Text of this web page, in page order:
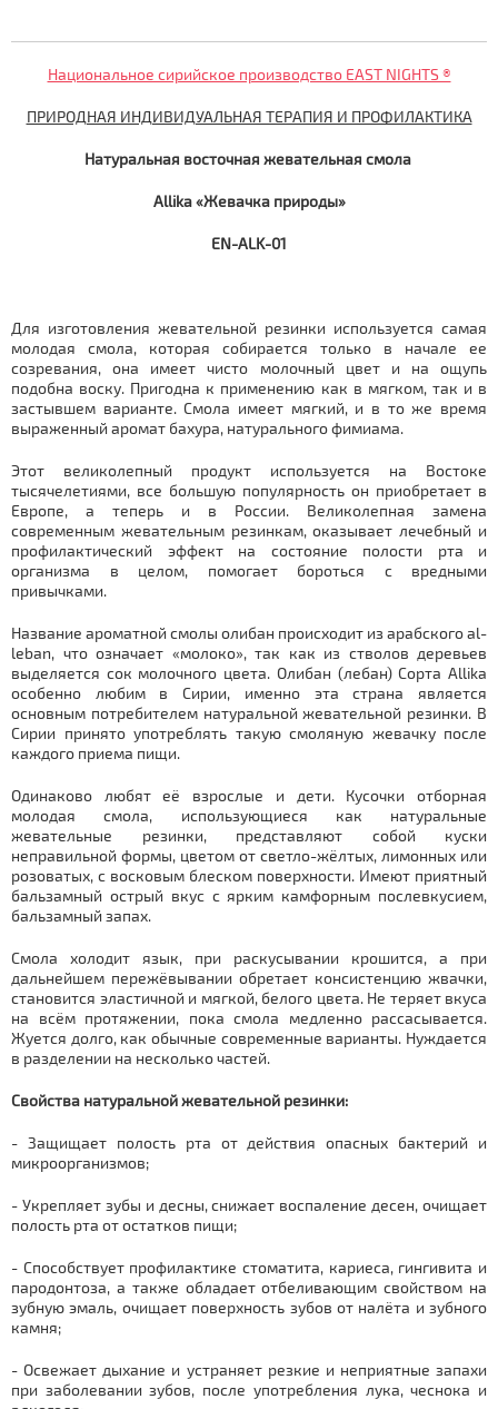
Национальное сирийское производство EAST NIGHTS ®
ПРИРОДНАЯ ИНДИВИДУАЛЬНАЯ ТЕРАПИЯ И ПРОФИЛАКТИКА
Натуральная восточная жевательная смола
Allika «Жевачка природы»
EN-ALK-01
Для изготовления жевательной резинки используется самая
молодая смола, которая собирается только в начале ее
созревания, она имеет чисто молочный цвет и на ощупь
подобна воску. Пригодна к применению как в мягком, так и в
застывшем варианте. Смола имеет мягкий, и в то же время
выраженный аромат бахура, натурального фимиама.
Этот великолепный продукт используется на Востоке
тысячелетиями, все большую популярность он приобретает в
Европе, а теперь и в России. Великолепная замена
современным жевательным резинкам, оказывает лечебный и
профилактический эффект на состояние полости рта и
организма в целом, помогает бороться с вредными
привычками.
Название ароматной смолы олибан происходит из арабского al-
lеbаn, что означает «молоко», так как из стволов деревьев
выделяется сок молочного цвета. Олибан (лебан) Сорта Allika
особенно любим в Сирии, именно эта страна является
основным потребителем натуральной жевательной резинки. В
Сирии принято употреблять такую смоляную жевачку после
каждого приема пищи.
Одинаково любят её взрослые и дети. Кусочки отборная
молодая смола, использующиеся как натуральные
жевательные резинки, представляют собой куски
неправильной формы, цветом от светло-жёлтых, лимонных или
розоватых, с восковым блеском поверхности. Имеют приятный
бальзамный острый вкус с ярким камфорным послевкусием,
бальзамный запах.
Смола холодит язык, при раскусывании крошится, а при
дальнейшем пережёвывании обретает консистенцию жвачки,
становится эластичной и мягкой, белого цвета. Не теряет вкуса
на всём протяжении, пока смола медленно рассасывается.
Жуется долго, как обычные современные варианты. Нуждается
в разделении на несколько частей.
Свойства натуральной жевательной резинки:
- Защищает полость рта от действия опасных бактерий и
микроорганизмов;
- Укрепляет зубы и десны, снижает воспаление десен, очищает
полость рта от остатков пищи;
- Способствует профилактике стоматита, кариеса, гингивита и
пародонтоза, а также обладает отбеливающим свойством на
зубную эмаль, очищает поверхность зубов от налёта и зубного
камня;
- Освежает дыхание и устраняет резкие и неприятные запахи
при заболевании зубов, после употребления лука, чеснока и